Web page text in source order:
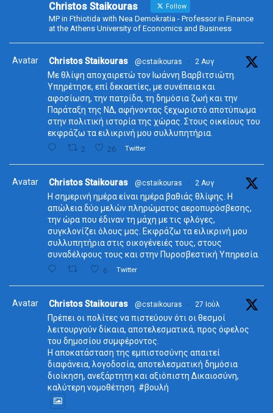
Christos Staikouras Follow
MP in Fthiotida with Nea Demokratia - Professor in Finance
at the Athens University of Economics and Business
Avatar Christos Staikouras @cstaikouras · 2 Αυγ
Με θλίψη αποχαιρετώ τον Ιωάννη Βαρβιτσιώτη.
Υπηρέτησε, επί δεκαετίες, με συνέπεια και
αφοσίωση, την πατρίδα, τη δημόσια ζωή και την
Παράταξη της ΝΔ, αφήνοντας ξεχωριστό αποτύπωμα
στην πολιτική ιστορία της χώρας. Στους οικείους του
εκφράζω τα ειλικρινή μου συλλυπητήρια.
2 26 Twitter
Avatar Christos Staikouras @cstaikouras · 2 Αυγ
Η σημερινή ημέρα είναι ημέρα βαθιάς θλίψης. Η
απώλεια δύο μελών πληρώματος αεροπυρόσβεσης,
την ώρα που έδιναν τη μάχη με τις φλόγες,
συγκλονίζει όλους μας. Εκφράζω τα ειλικρινή μου
συλλυπητήρια στις οικογένειές τους, στους
συναδέλφους τους και στην Πυροσβεστική Υπηρεσία.
6 Twitter
Avatar Christos Staikouras @cstaikouras · 27 Ιούλ
Πρέπει οι πολίτες να πιστεύουν ότι οι θεσμοί
λειτουργούν δίκαια, αποτελεσματικά, προς όφελος
του δημοσίου συμφέροντος.
Η αποκατάσταση της εμπιστοσύνης απαιτεί
διαφάνεια, λογοδοσία, αποτελεσματική δημόσια
διοίκηση, ανεξάρτητη και αξιόπιστη Δικαιοσύνη,
καλύτερη νομοθέτηση. #βουλή